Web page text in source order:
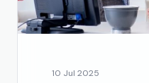
10 Jul 2025